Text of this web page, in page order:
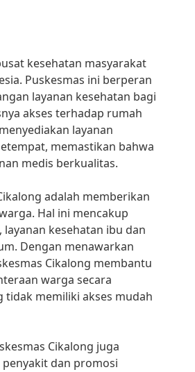
kesehatan masyarakat
Puskesmas ini berperan
layanan kesehatan bagi
akses terhadap rumah
layanan
memastikan bahwa
medis berkualitas.
adalah memberikan
Hal ini mencakup
layanan kesehatan ibu dan
Dengan menawarkan
Cikalong membantu
warga secara
tidak memiliki akses mudah
Cikalong juga
dan promosi